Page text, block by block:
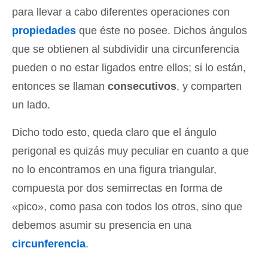
para llevar a cabo diferentes operaciones con
propiedades que éste no posee. Dichos ángulos
que se obtienen al subdividir una circunferencia
pueden o no estar ligados entre ellos; si lo están,
entonces se llaman consecutivos, y comparten
un lado.
Dicho todo esto, queda claro que el ángulo
perigonal es quizás muy peculiar en cuanto a que
no lo encontramos en una figura triangular,
compuesta por dos semirrectas en forma de
«pico», como pasa con todos los otros, sino que
debemos asumir su presencia en una
circunferencia.